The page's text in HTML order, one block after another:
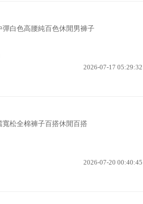
白色高腰純百色休閒男褲子
2026-07-17 05:29:32
松全棉褲子百搭休閒百搭
2026-07-20 00:40:45